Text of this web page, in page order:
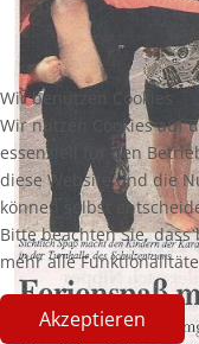
Wir benutzen Cookies
Wir nutzen Cookies auf
essenziell für den
diese Website und die
können selbst
Bitte beachten Sie,
mehr alle
Akzeptieren